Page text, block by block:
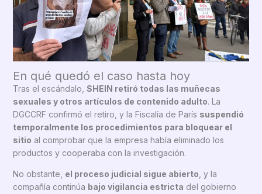
En qué quedó el caso hasta hoy
Tras el escándalo, SHEIN retiró todas las muñecas
sexuales y otros artículos de contenido adulto. La
DGCCRF confirmó el retiro, y la Fiscalía de París suspendió
temporalmente los procedimientos para bloquear el
sitio al comprobar que la empresa había eliminado los
productos y cooperaba con la investigación.
No obstante, el proceso judicial sigue abierto , y la
compañía continúa bajo vigilancia estricta del gobierno